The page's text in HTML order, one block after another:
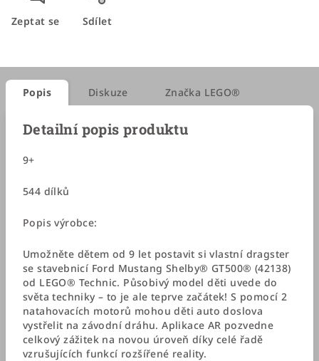
Zeptat se Sdílet
Popis Diskuze Značka LEGO®
Detailní popis produktu
9+
544 dílků
Popis výrobce:
Umožněte dětem od 9 let postavit si vlastní dragster
se stavebnicí Ford Mustang Shelby® GT500® (42138)
od LEGO® Technic. Působivý model děti uvede do
světa techniky – to je ale teprve začátek! S pomocí 2
natahovacích motorů mohou děti auto doslova
vystřelit na závodní dráhu. Aplikace AR pozvedne
celkový zážitek na novou úroveň díky celé řadě
vzrušujících funkcí rozšířené reality.